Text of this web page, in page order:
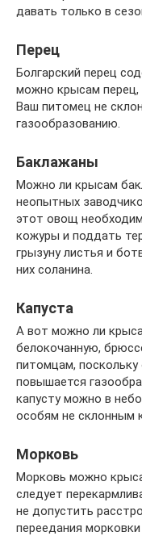
давать только в
Перец
Болгарский перец
можно крысам перец,
Ваш питомец не
газообразованию.
Баклажаны
Можно ли крысам
неопытных
этот овощ
кожуры и поддать
грызуну листья и
них соланина.
Капуста
А вот можно ли
белокочанную,
питомцам,
повышается
капусту можно в
особям не склонным
Морковь
Морковь можно
следует
не допустить
переедания